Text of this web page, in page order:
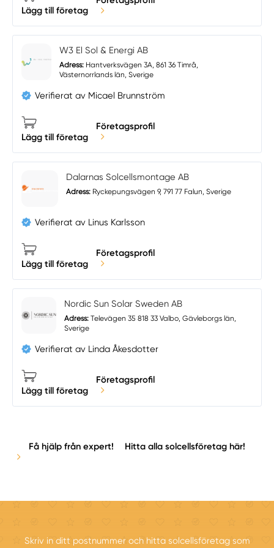
Lägg till företag
W3 El Sol & Energi AB
Adress: Hantverksvägen 3A, 861 36 Timrå,
Västernorrlands län, Sverige
Verifierat av Micael Brunnström
Lägg till företag
Företagsprofil
Dalarnas Solcellsmontage AB
Adress: Ryckepungsvägen 9, 791 77 Falun, Sverige
Verifierat av Linus Karlsson
Lägg till företag
Företagsprofil
Nordic Sun Solar Sweden AB
Adress:Televägen 35 818 33 Valbo, Gävleborgs län,
Sverige
Verifierat av Linda Åkesdotter
Lägg till företag
Företagsprofil
Få hjälp från expert! Hitta alla solcellsföretag här!
Skriv in ditt postnummer och hitta solcellsföretag som